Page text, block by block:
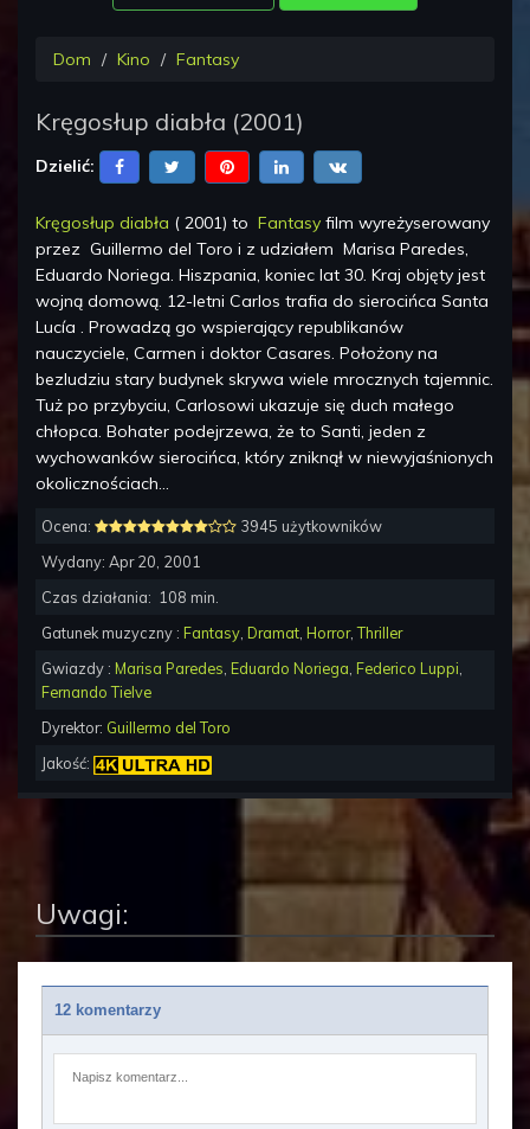
Dom Kino Fantasy
Kręgosłup diabła (2001)
Dzielić:
Kręgosłup diabła ( 2001) to Fantasy film wyreżyserowany
przez Guillermo del Toro i z udziałem Marisa Paredes,
Eduardo Noriega. Hiszpania, koniec lat 30. Kraj objęty jest
wojną domową. 12-letni Carlos trafia do sierocińca Santa
Lucía . Prowadzą go wspierający republikanów
nauczyciele, Carmen i doktor Casares. Położony na
bezludziu stary budynek skrywa wiele mrocznych tajemnic.
Tuż po przybyciu, Carlosowi ukazuje się duch małego
chłopca. Bohater podejrzewa, że to Santi, jeden z
wychowanków sierocińca, który zniknął w niewyjaśnionych
okolicznościach…
Ocena:
3945 użytkowników
Wydany: Apr 20, 2001
Czas działania: 108 min.
Gatunek muzyczny : Fantasy Dramat Horror,Thriller
Gwiazdy : Marisa Paredes Eduardo Noriega Federico Luppi
Fernando Tielve
Dyrektor: Guillermo del Toro
Jakość:
Uwagi:
12 komentarzy